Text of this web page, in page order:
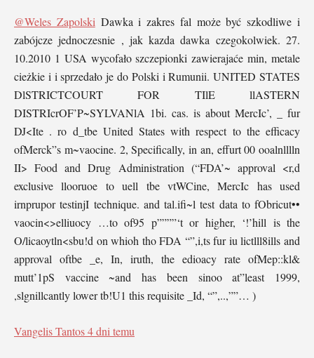
@Weles Zapolski Dawka i zakres fal może być szkodliwe i
zabójcze jednoczesnie , jak kazda dawka czegokolwiek. 27.
10.2010 1 USA wycofało szczepionki zawierajaće min, metale
cieżkie i i sprzedało je do Polski i Rumunii. UNITED STATES
DlSTRICTCOURT FOR TIlE llASTERN
DISTRIcrOF’P~SYLVANlA 1bi. cas. is about MercIc’, _ fur
DJ<Ite . ro d_tbe United States with respect to the efficacy
ofMerck”s m~vaocine. 2, Specifically, in an, effurt 00 ooalnlllln
II> Food and Drug Administration (“FDA’~ approval <r,d
exclusive llooruoe to uell tbe vtWCine, MercIc has used
irnprupor testinjI technique. and tal.ifi~l test data to fObricut••
vaocin<>elliuocy …to of95 p””””‘t or higher, ‘!’hill is the
O/licaoytln<sbu!d on whioh tho FDA “”,i,ts fur iu lictlll8ills and
approval oftbe _e, In, iruth, the edioacy rate ofMep::kl&
mutt’1pS vaccine ~and has been sinoo at”least 1999,
,slgnillcantly lower tb!U1 this requisite _Id, “”,..,””… )
Vangelis Tantos4 dni temu